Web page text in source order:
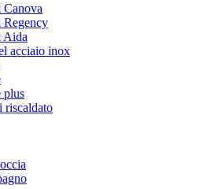
Canova
Regency
Aida
acciaio inox
plus
riscaldato